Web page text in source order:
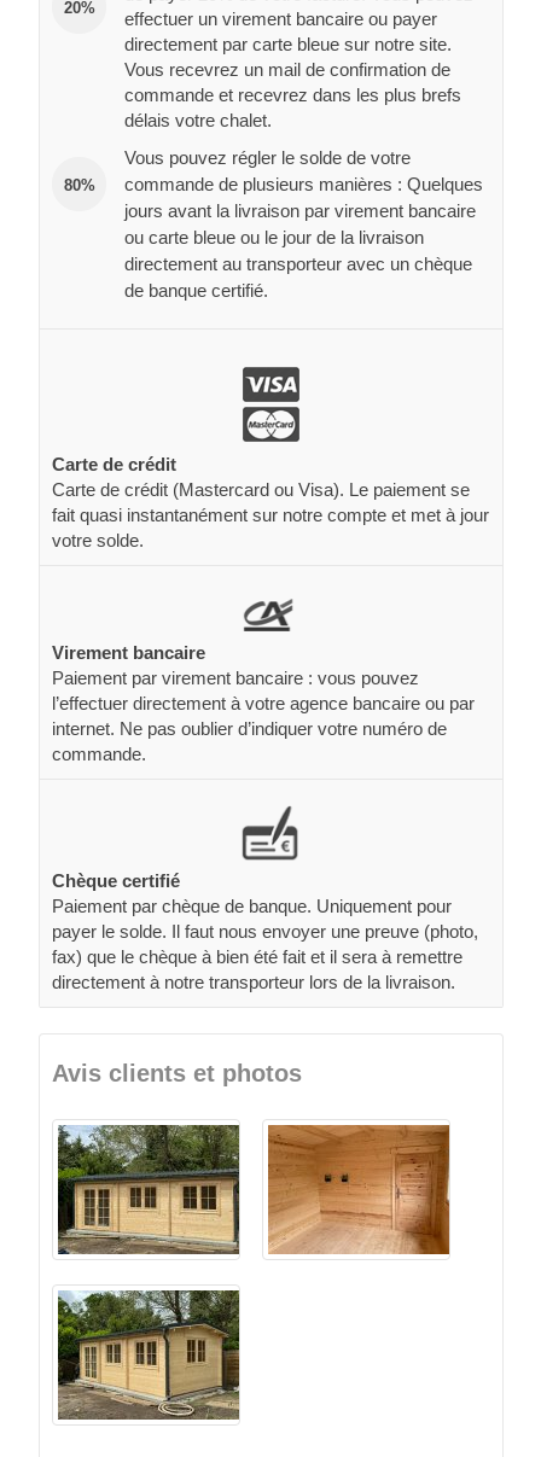
20%
effectuer un virement bancaire ou payer
directement par carte bleue sur notre site.
Vous recevrez un mail de confirmation de
commande et recevrez dans les plus brefs
délais votre chalet.
80%
Vous pouvez régler le solde de votre
commande de plusieurs manières : Quelques
jours avant la livraison par virement bancaire
ou carte bleue ou le jour de la livraison
directement au transporteur avec un chèque
de banque certifié.
Carte de crédit
Carte de crédit (Mastercard ou Visa). Le paiement se
fait quasi instantanément sur notre compte et met à jour
votre solde.
Virement bancaire
Paiement par virement bancaire : vous pouvez
l’effectuer directement à votre agence bancaire ou par
internet. Ne pas oublier d’indiquer votre numéro de
commande.
Chèque certifié
Paiement par chèque de banque. Uniquement pour
payer le solde. Il faut nous envoyer une preuve (photo,
fax) que le chèque à bien été fait et il sera à remettre
directement à notre transporteur lors de la livraison.
Avis clients et photos